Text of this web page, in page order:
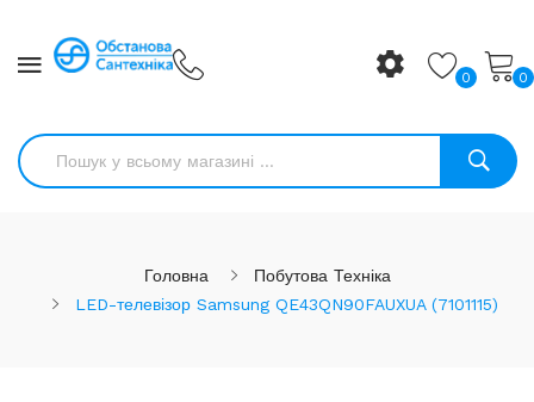
0 0
Головна
Побутова Техніка
LED-телевізор Samsung QE43QN90FAUXUA (7101115)